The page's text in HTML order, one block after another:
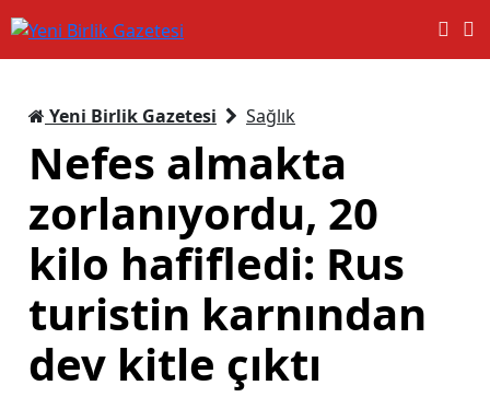
Yeni Birlik Gazetesi Sağlık
Nefes almakta
zorlanıyordu, 20
kilo hafifledi: Rus
turistin karnından
dev kitle çıktı